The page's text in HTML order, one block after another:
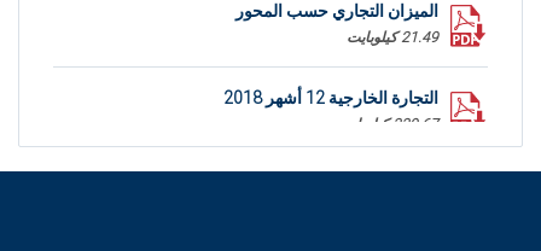
الميزان التجاري حسب المحور
21.49 كيلوبايت
التجارة الخارجية 12 أشهر 2018
339.67 كيلوبايت